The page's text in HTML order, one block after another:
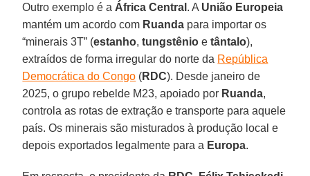
Outro exemplo é a África Central . A União Europeia
mantém um acordo com Ruanda para importar os
“minerais 3T” (estanho,tungstênio etântalo),
extraídos de forma irregular do norte da República
Democrática do Congo (RDC). Desde janeiro de
2025, o grupo rebelde M23, apoiado por Ruanda,
controla as rotas de extração e transporte para aquele
país. Os minerais são misturados à produção local e
depois exportados legalmente para a Europa.